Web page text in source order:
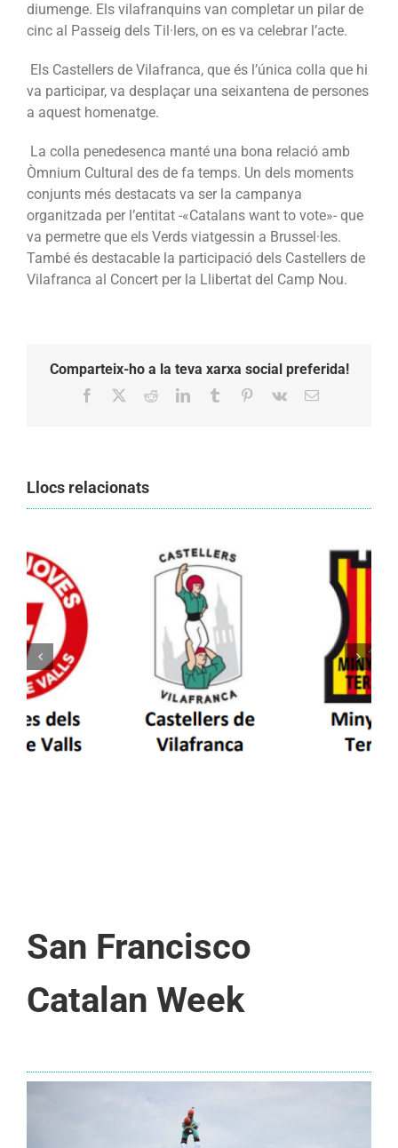
diumenge. Els vilafranquins van completar un pilar de
cinc al Passeig dels Til·lers, on es va celebrar l’acte.
Els Castellers de Vilafranca, que és l’única colla que hi
va participar, va desplaçar una seixantena de persones
a aquest homenatge.
La colla penedesenca manté una bona relació amb
Òmnium Cultural des de fa temps. Un dels moments
conjunts més destacats va ser la campanya
organitzada per l’entitat -«Catalans want to vote»- que
va permetre que els Verds viatgessin a Brussel·les.
També és destacable la participació dels Castellers de
Vilafranca al Concert per la Llibertat del Camp Nou.
Comparteix-ho a la teva xarxa social preferida!
Facebook RedditLinkedInTumblr Pinterest
Vk Email:
Llocs relacionats
Els Castellers de Vilafranca unieixen tradició i
patrimoni en un viatge de colla a la Vall
d’Aran i a la Vall de Boí
San Francisco
Catalan Week